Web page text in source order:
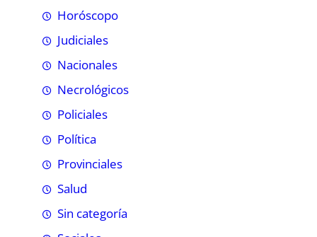
Horóscopo
Judiciales
Nacionales
Necrológicos
Policiales
Política
Provinciales
Salud
Sin categoría